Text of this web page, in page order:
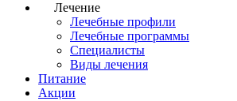
Лечение
Лечебные профили
Лечебные программы
Специалисты
Виды лечения
Питание
Акции